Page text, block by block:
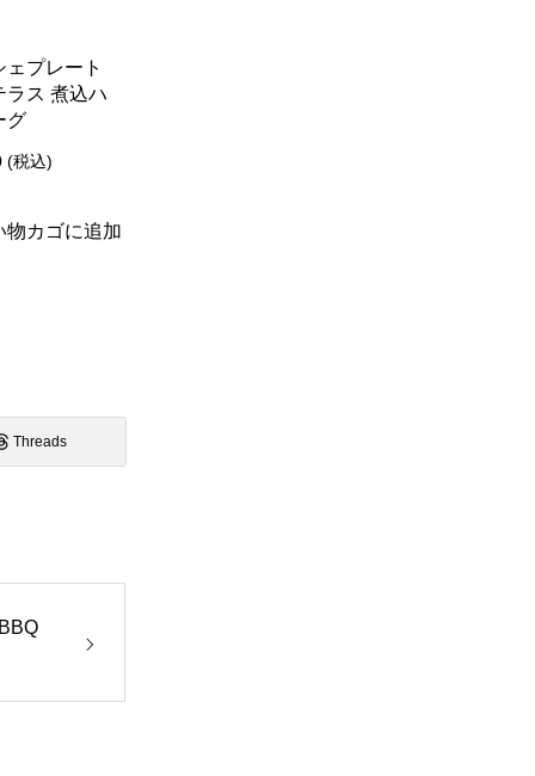
ェプレート
ラス 煮込ハ
グ
(税込)
物カゴに追加
Threads